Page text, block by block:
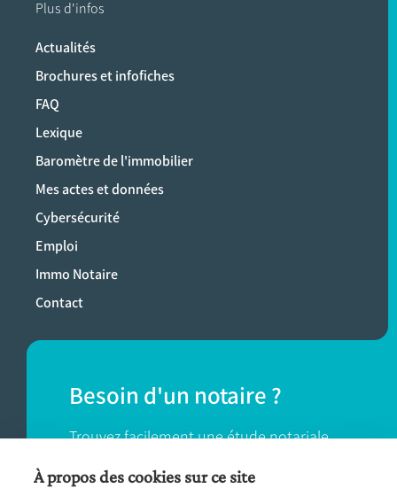
Plus d'infos
Actualités
Brochures et infofiches
FAQ
Lexique
Baromètre de l'immobilier
Mes actes et données
Cybersécurité
Emploi
Immo Notaire
Contact
Besoin d'un notaire ?
Trouvez facilement une étude notariale
près de chez vous.
À propos des cookies sur ce site